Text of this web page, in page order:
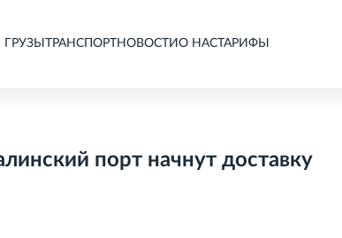
ГРУЗЫ ТРАНСПОРТНОВОСТИ О НАСТАРИФЫ
порт начнут доставку